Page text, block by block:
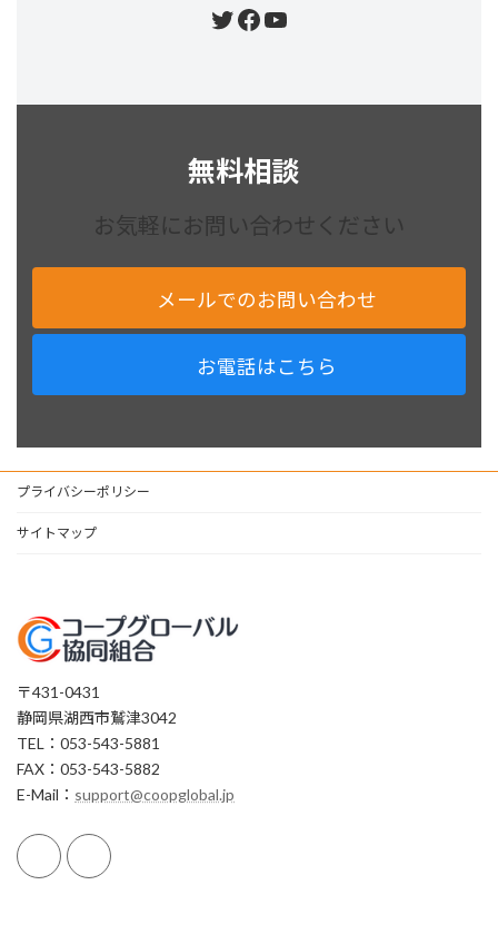
Twitter
Facebook
YouTube
無料相談
お気軽にお問い合わせください
メールでのお問い合わせ
お電話はこちら
プライバシーポリシー
サイトマップ
〒431-0431
静岡県湖西市鷲津3042
TEL：053-543-5881
FAX：053-543-5882
E-Mail： support@coopglobal.jp